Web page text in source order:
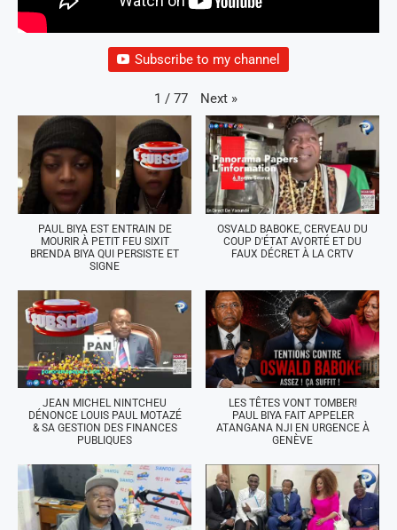
Subscribe to my channel
1 / 77 Next »
PAUL BIYA EST ENTRAIN DE
MOURIR À PETIT FEU SIXIT
BRENDA BIYA QUI PERSISTE ET
SIGNE
OSVALD BABOKE, CERVEAU DU
COUP D'ÉTAT AVORTÉ ET DU
FAUX DÉCRET À LA CRTV
JEAN MICHEL NINTCHEU
DÉNONCE LOUIS PAUL MOTAZÉ
& SA GESTION DES FINANCES
PUBLIQUES
LES TÊTES VONT TOMBER!
PAUL BIYA FAIT APPELER
ATANGANA NJI EN URGENCE À
GENÈVE